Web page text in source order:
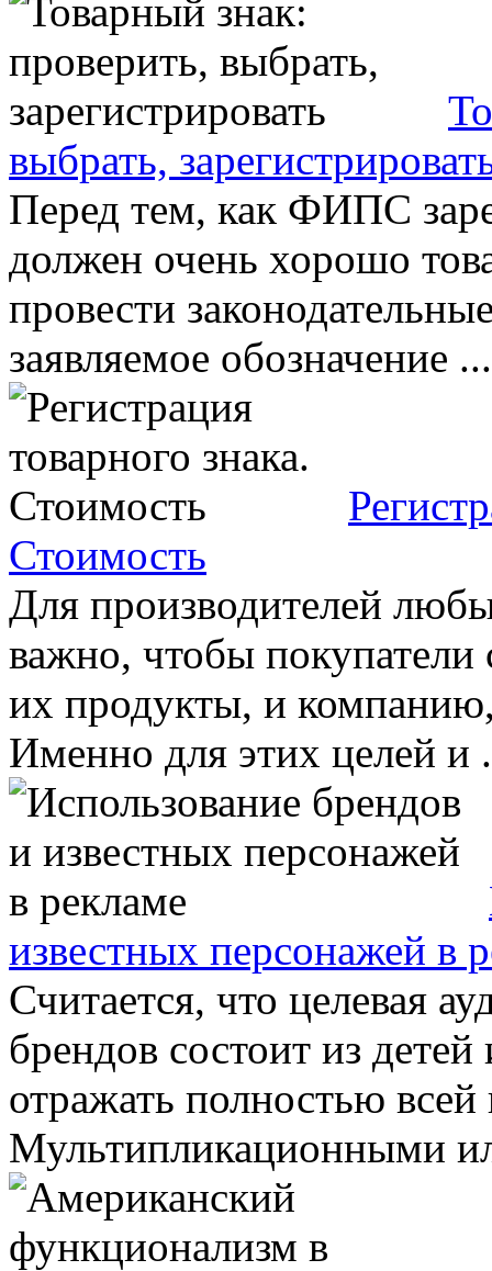
выбрать,
Перед тем, как ФИПС
должен очень хорошо
провести
заявляемое обозначение ...
Стоимость
Для производителей
важно, чтобы покупатели
их продукты, и
Именно для этих целей и
известных персонажей в
Считается, что целевая
брендов состоит из
отражать полностью
Мультипликационными